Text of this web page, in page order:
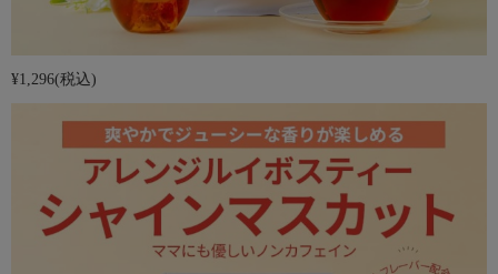
¥1,296(税込)